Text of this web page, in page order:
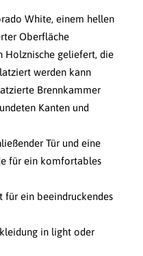
White, einem hellen
Oberfläche
geliefert, die
werden kann
Brennkammer
Kanten und
Tür und eine
für ein komfortables
für ein beeindruckendes
in light oder